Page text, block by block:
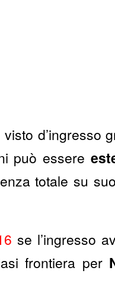
visto d’ingresso
può essere
totale su
se l’ingresso
frontiera per